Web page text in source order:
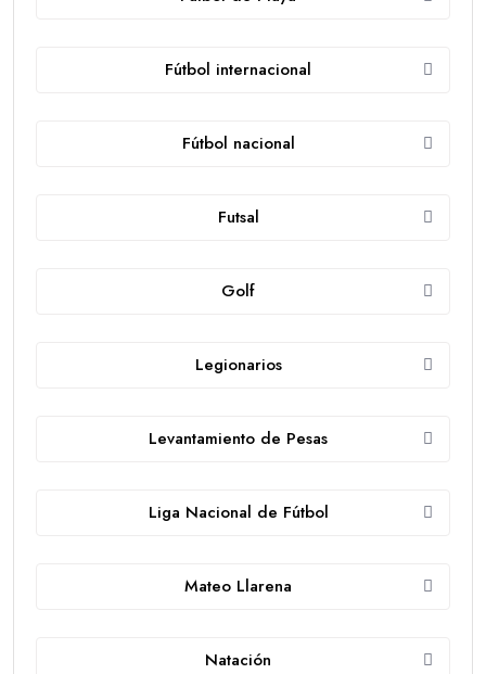
Fútbol internacional
Fútbol nacional
Futsal
Golf
Legionarios
Levantamiento de Pesas
Liga Nacional de Fútbol
Mateo Llarena
Natación